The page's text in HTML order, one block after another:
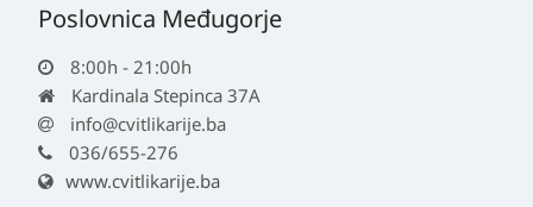
Poslovnica Međugorje
8:00h - 21:00h
Kardinala Stepinca 37A
info@cvitlikarije.ba
036/655-276
www.cvitlikarije.ba